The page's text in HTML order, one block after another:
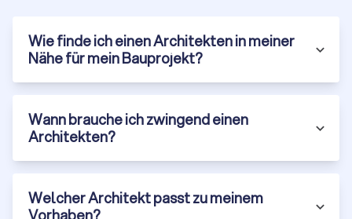
Entfernung unzuverlässiger Anbieter:Damit Sie sich nur
zwischen geprüften Profis entscheiden
unverbindliche Angeboteein. So starten Sie Ihr Bauprojekt mit
Wie finde ich einen Architekten in meiner
Nähe für mein Bauprojekt?
Wann brauche ich zwingend einen
Architekten?
Welcher Architekt passt zu meinem